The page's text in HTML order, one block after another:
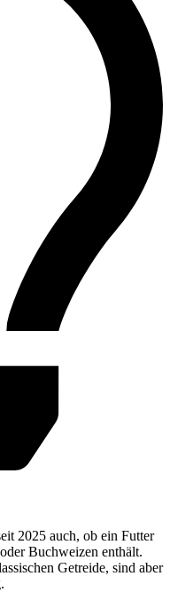
2025 auch, ob ein Futter
Buchweizen enthält.
Getreide, sind aber